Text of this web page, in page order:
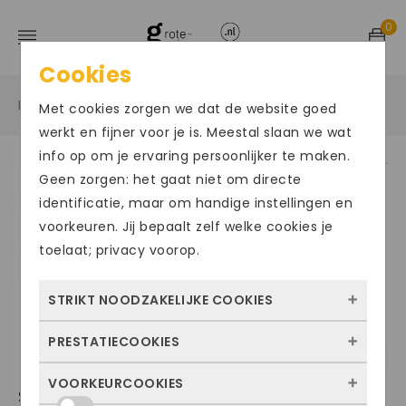
0
Home / Grote maten damesschoenen / Sneakers
SEMLER092
Cookies
Met cookies zorgen we dat de website goed
werkt en fijner voor je is. Meestal slaan we wat
info op om je ervaring persoonlijker te maken.
Geen zorgen: het gaat niet om directe
identificatie, maar om handige instellingen en
voorkeuren. Jij bepaalt zelf welke cookies je
toelaat; privacy voorop.
STRIKT NOODZAKELIJKE COOKIES
Deze cookies zorgen ervoor dat de website
kunnen niet worden uitgezet. Meestal
PRESTATIECOOKIES
Met deze cookies zien we hoe vaak onze
VOORKEURCOOKIES